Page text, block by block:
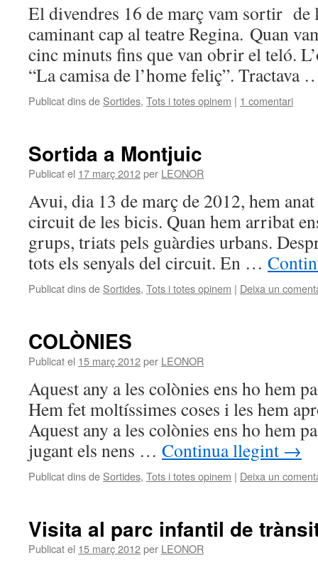
El divendres 16 de març vam sortir de
caminant cap al teatre Regina. Quan
cinc minuts fins que van obrir el teló.
“La camisa de l’home feliç”. Tractava
Publicat dins de Sortides, Tots i totes opinem | 1 comentari
Sortida a Montjuic
Publicat el 17 març 2012per LEONOR
Avui, dia 13 de març de 2012, hem
circuit de les bicis. Quan hem arribat
grups, triats pels guàrdies urbans.
tots els senyals del circuit. En …
Publicat dins de Sortides, Tots i totes opinem | Deixa un
COLÒNIES
Publicat el 15 març 2012per LEONOR
Aquest any a les colònies ens ho hem
Hem fet moltíssimes coses i les hem
Aquest any a les colònies ens ho hem
jugant els nens … Continua llegint →
Publicat dins de Sortides, Tots i totes opinem | Deixa un
Visita al parc infantil de
Publicat el 15 març 2012per LEONOR